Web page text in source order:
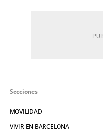
Secciones
MOVILIDAD
VIVIR EN BARCELONA